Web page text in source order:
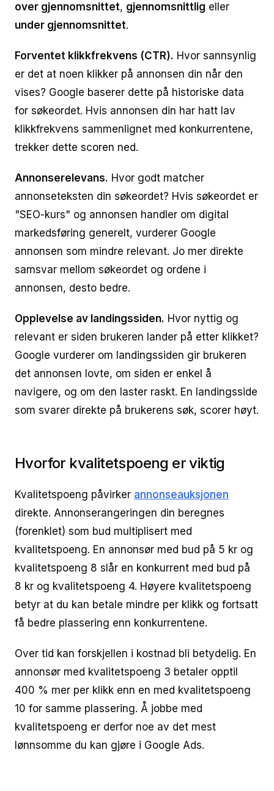
over gjennomsnittet, gjennomsnittlig eller
under gjennomsnittet.
Forventet klikkfrekvens (CTR). Hvor sannsynlig
er det at noen klikker på annonsen din når den
vises? Google baserer dette på historiske data
for søkeordet. Hvis annonsen din har hatt lav
klikkfrekvens sammenlignet med konkurrentene,
trekker dette scoren ned.
Annonserelevans. Hvor godt matcher
annonseteksten din søkeordet? Hvis søkeordet er
"SEO-kurs" og annonsen handler om digital
markedsføring generelt, vurderer Google
annonsen som mindre relevant. Jo mer direkte
samsvar mellom søkeordet og ordene i
annonsen, desto bedre.
Opplevelse av landingssiden. Hvor nyttig og
relevant er siden brukeren lander på etter klikket?
Google vurderer om landingssiden gir brukeren
det annonsen lovte, om siden er enkel å
navigere, og om den laster raskt. En landingsside
som svarer direkte på brukerens søk, scorer høyt.
Hvorfor kvalitetspoeng er viktig
Kvalitetspoeng påvirker annonseauksjonen
direkte. Annonserangeringen din beregnes
(forenklet) som bud multiplisert med
kvalitetspoeng. En annonsør med bud på 5 kr og
kvalitetspoeng 8 slår en konkurrent med bud på
8 kr og kvalitetspoeng 4. Høyere kvalitetspoeng
betyr at du kan betale mindre per klikk og fortsatt
få bedre plassering enn konkurrentene.
Over tid kan forskjellen i kostnad bli betydelig. En
annonsør med kvalitetspoeng 3 betaler opptil
400 % mer per klikk enn en med kvalitetspoeng
10 for samme plassering. Å jobbe med
kvalitetspoeng er derfor noe av det mest
lønnsomme du kan gjøre i Google Ads.